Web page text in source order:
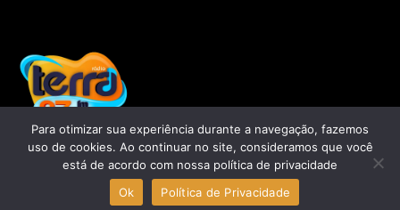
Para otimizar sua experiência durante a navegação, fazemos
uso de cookies. Ao continuar no site, consideramos que você
está de acordo com nossa política de privacidade
Ok
Política de Privacidade